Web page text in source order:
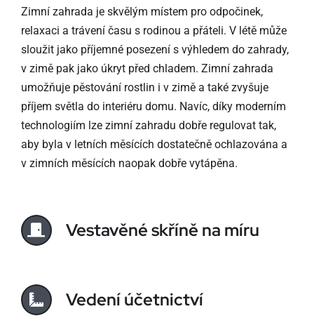
Zimní zahrada je skvělým místem pro odpočinek,
relaxaci a trávení času s rodinou a přáteli. V létě může
sloužit jako příjemné posezení s výhledem do zahrady,
v zimě pak jako úkryt před chladem. Zimní zahrada
umožňuje pěstování rostlin i v zimě a také zvyšuje
příjem světla do interiéru domu. Navíc, díky moderním
technologiím lze zimní zahradu dobře regulovat tak,
aby byla v letních měsících dostatečně ochlazována a
v zimních měsících naopak dobře vytápěna.
Vestavěné skříně na míru
Vedení účetnictví